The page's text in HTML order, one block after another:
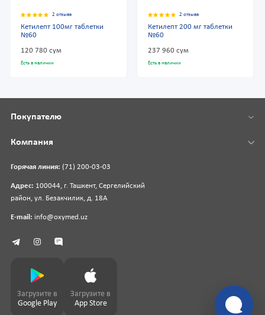
2 отзыва
Кетилепт 100мг таблетки
№60
120 780 сум
Есть в наличии
2 отзыва
Кетилепт 200 мг таблетки
№60
237 960 сум
Есть в наличии
Горячая линия: (71) 200-03-03
Адрес: 100044, г. Ташкент, Сергелийский
район, ул. Безакчилик, д. 18А
E-mail: info@oxymed.uz
Покупателю
Компания
Загрузите в
Google Play
Загрузите в
App Store